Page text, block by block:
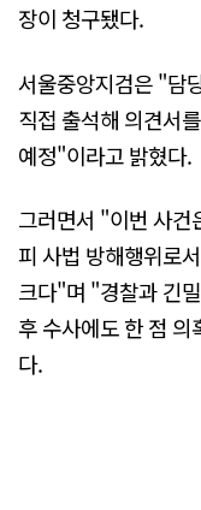
장이 청구됐다.
서울중앙지검은 "담
직접 출석해 의견서
예정"이라고 밝혔다.
그러면서 "이번 사건
피 사법 방해행위로
크다"며 "경찰과 긴
후 수사에도 한 점
다.